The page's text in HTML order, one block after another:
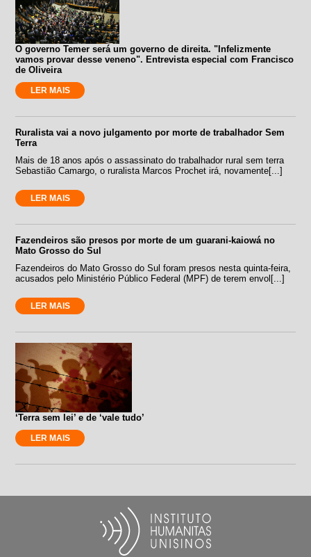
O governo Temer será um governo de direita. "Infelizmente
vamos provar desse veneno". Entrevista especial com Francisco
de Oliveira
LER MAIS
Ruralista vai a novo julgamento por morte de trabalhador Sem
Terra
Mais de 18 anos após o assassinato do trabalhador rural sem terra
Sebastião Camargo, o ruralista Marcos Prochet irá, novamente[...]
LER MAIS
Fazendeiros são presos por morte de um guarani-kaiowá no
Mato Grosso do Sul
Fazendeiros do Mato Grosso do Sul foram presos nesta quinta-feira,
acusados pelo Ministério Público Federal (MPF) de terem envol[...]
LER MAIS
‘Terra sem lei’ e de ‘vale tudo’
LER MAIS